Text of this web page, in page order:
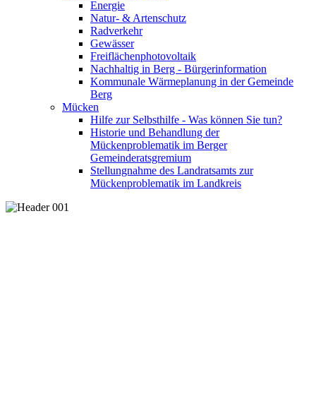
Energie
Natur- & Artenschutz
Radverkehr
Gewässer
Freiflächenphotovoltaik
Nachhaltig in Berg - Bürgerinformation
Kommunale Wärmeplanung in der Gemeinde
Berg
Mücken
Hilfe zur Selbsthilfe - Was können Sie tun?
Historie und Behandlung der
Mückenproblematik im Berger
Gemeinderatsgremium
Stellungnahme des Landratsamts zur
Mückenproblematik im Landkreis